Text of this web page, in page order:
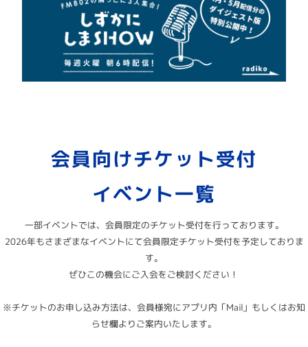
会員向けチケット受付
イベント一覧
一部イベントでは、会員限定のチケット受付を行っております。
2026年もさまざまなイベントにて会員限定チケット受付を予定しておりま
す。
ぜひこの機会にご入会をご検討ください！
※チケットのお申し込み方法は、会員様宛にアプリ内「Mail」もしくはお知
らせ欄よりご案内いたします。